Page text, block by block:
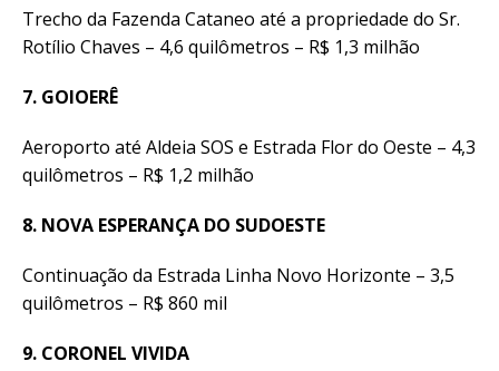
Trecho da Fazenda Cataneo até a propriedade do Sr.
Rotílio Chaves – 4,6 quilômetros – R$ 1,3 milhão
7. GOIOERÊ
Aeroporto até Aldeia SOS e Estrada Flor do Oeste – 4,3
quilômetros – R$ 1,2 milhão
8. NOVA ESPERANÇA DO SUDOESTE
Continuação da Estrada Linha Novo Horizonte – 3,5
quilômetros – R$ 860 mil
9. CORONEL VIVIDA